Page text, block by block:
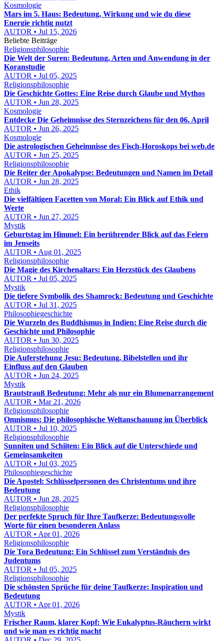
Kosmologie
Mars im 5. Haus: Bedeutung, Wirkung und wie du diese
Energie richtig nutzt
AUTOR • Jul 15, 2026
Beliebte Beiträge
Religionsphilosophie
Die Welt der Suren: Bedeutung, Arten und Anwendung in der
Koranstudie
AUTOR • Jul 05, 2025
Religionsphilosophie
Die Geschichte Gottes: Eine Reise durch Glaube und Mythos
AUTOR • Jun 28, 2025
Kosmologie
Entdecke Die Geheimnisse des Sternzeichens für den 06. April
AUTOR • Jun 26, 2025
Kosmologie
Die astrologischen Geheimnisse des Fisch-Horoskops bei web.de
AUTOR • Jun 25, 2025
Religionsphilosophie
Die Reiter der Apokalypse: Bedeutungen und Namen im Detail
AUTOR • Jun 28, 2025
Ethik
Die vielfältigen Facetten von Moral: Ein Blick auf Ethik und
Werte
AUTOR • Jun 27, 2025
Mystik
Geburtstag im Himmel: Ein berührender Blick auf das Feiern
im Jenseits
AUTOR • Aug 01, 2025
Religionsphilosophie
Die Magie des Kirchenaltars: Ein Herzstück des Glaubens
AUTOR • Jul 05, 2025
Mystik
Die tiefere Symbolik des Shamrock: Bedeutung und Geschichte
AUTOR • Jul 31, 2025
Philosophiegeschichte
Die Wurzeln des Buddhismus in Indien: Eine Reise durch die
Geschichte und Philosophie
AUTOR • Jun 30, 2025
Religionsphilosophie
Die Auferstehung Jesu: Bedeutung, Bibelstellen und ihr
Einfluss auf den Glauben
AUTOR • Jun 24, 2025
Mystik
Brautstrauß Bedeutung: Mehr als nur ein Blumenarrangement
AUTOR • Mar 21, 2026
Religionsphilosophie
Omnismus: Die philosophische Weltanschauung im Überblick
AUTOR • Jul 10, 2025
Religionsphilosophie
Sunniten und Schiiten: Ein Blick auf die Unterschiede und
Gemeinsamkeiten
AUTOR • Jul 03, 2025
Philosophiegeschichte
Die Apostel: Schlüsselpersonen des Christentums und ihre
Bedeutung
AUTOR • Jun 28, 2025
Religionsphilosophie
Der perfekte Spruch für Ihre Taufkerze: Bedeutungsvolle
Worte für einen besonderen Anlass
AUTOR • Apr 01, 2026
Religionsphilosophie
Die Tora Bedeutung: Ein Schlüssel zum Verständnis des
Judentums
AUTOR • Jul 05, 2025
Religionsphilosophie
Die schönsten Sprüche für deine Taufkerze: Inspiration und
Bedeutung
AUTOR • Apr 01, 2026
Mystik
Frischer Raum, klarer Kopf: Wie Eukalyptus-Räuchern wirkt
und wie man es richtig macht